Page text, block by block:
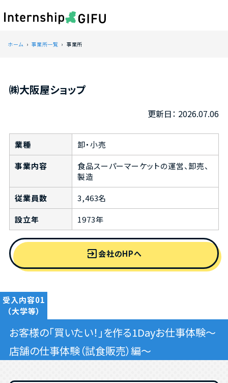
ホーム 事業所一覧 事業所
㈱大阪屋ショップ
2026.07.06
業種
卸・小売
事業内容
食品スーパーマーケットの運営、卸売、
製造
従業員数
3,463名
設立年
1973年
exit_to_app会社のHPへ
受入内容01
（大学等）
お客様の「買いたい！」を作る1Dayお仕事体験～
店舗の仕事体験（試食販売）編～